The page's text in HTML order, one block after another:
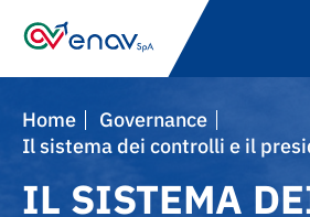
Home
Governance
Il sistema dei controlli e il
IL SISTEMA